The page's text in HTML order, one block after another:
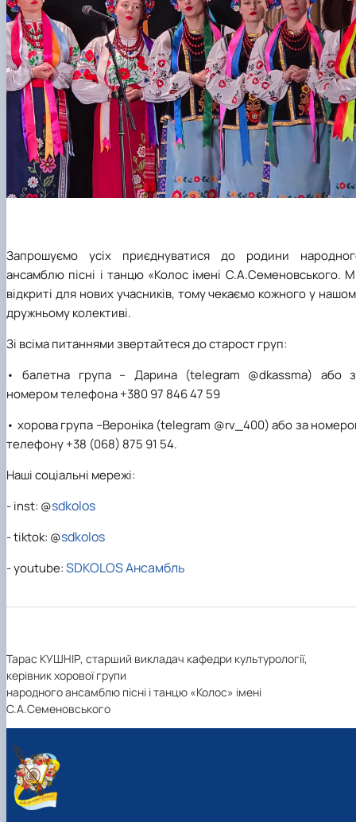
Запрошуємо усіх приєднуватися до родини
ансамблю пісні і танцю «Колос імені С.А.Семеновського.
відкриті для нових учасників, тому чекаємо кожного у
дружньому колективі.
Зі всіма питаннями звертайтеся до старост груп:
• балетна група – Дарина (telegram @dkassma) або
номером телефона +380 97 846 47 59
• хорова група –Вероніка (telegram @rv_400) або за
телефону +38 (068) 875 91 54.
Наші соціальні мережі:
- inst: @sdkolos
- tiktok: @sdkolos
- youtube:SDKOLOS Ансамбль
Тарас КУШНІР, старший викладач кафедри культурології,
керівник хорової групи
народного ансамблю пісні і танцю «Колос» імені
С.А.Семеновського